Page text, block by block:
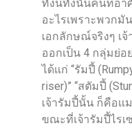
ทั้งนี้ทั้งนั้นคนที่อา
อะไรเพราะพวกมั
เอกลักษณ์จริงๆ เ
ออกเป็น 4 กลุ่มย่
ได้แก่ “รัมปี้
riser)” “สตัมปี้
เจ้ารัมปี้นั้น ก็คือแ
ขณะที่เจ้ารัมปี้ไร